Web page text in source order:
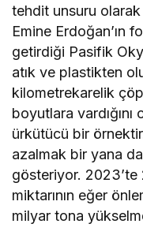
tehdit unsuru olarak
Emine Erdoğan’ın
getirdiği Pasifik
atık ve plastikten
kilometrekarelik
boyutlara
ürkütücü bir
azalmak bir yana
gösteriyor. 2023’te
miktarının eğer
milyar tona